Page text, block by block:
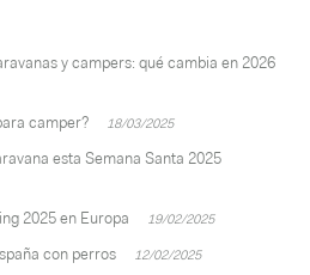
y campers: qué cambia en 2026
camper? 18/03/2025
esta Semana Santa 2025
2025 en Europa 19/02/2025
con perros 12/02/2025